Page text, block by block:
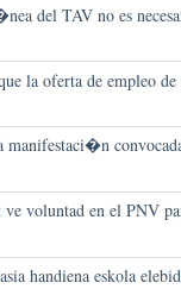
del TAV no es
la oferta de empleo
manifestaci�n
ve voluntad en el PNV
handiena eskola